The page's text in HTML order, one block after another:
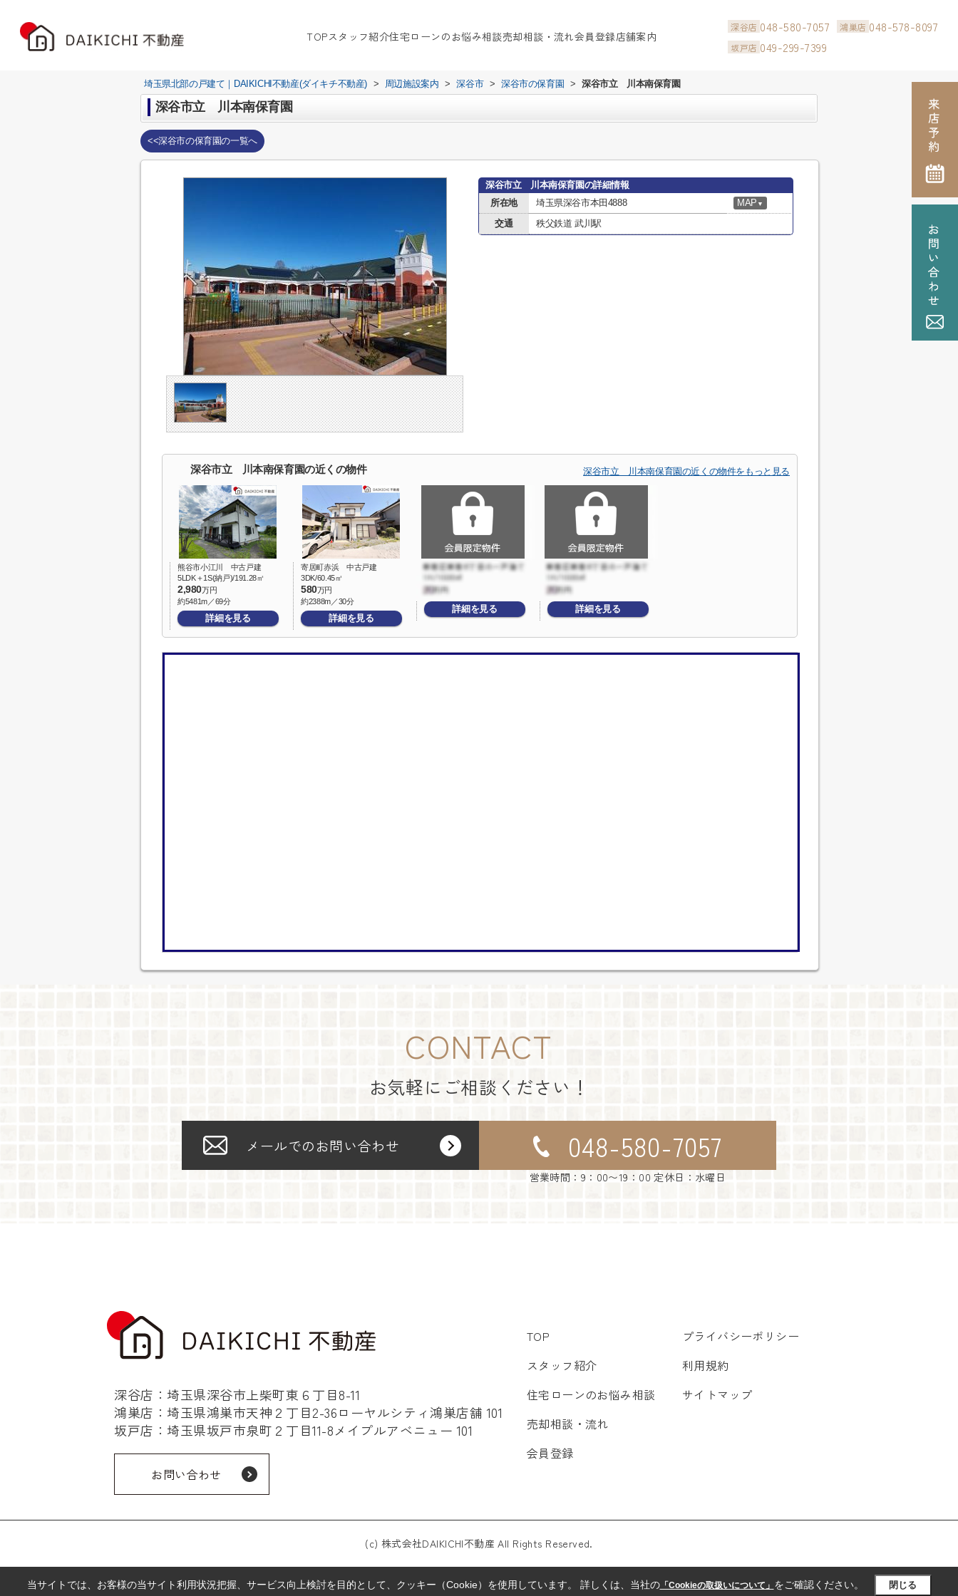
TOPスタッフ紹介住宅ローンのお悩み相談売却相談・流れ会員登録店舗案内
深谷店 048-580-7057 鴻巣店 048-578-8097
坂戸店 049-299-7399
埼玉県北部の戸建て｜DAIKICHI不動産(ダイキチ不動産) > 周辺施設案内 > 深谷市 > 深谷市の保育園 > 深谷市立 川本南保育園
深谷市立 川本南保育園
<<深谷市の保育園の一覧へ
深谷市立 川本南保育園の詳細情報
所在地
埼玉県深谷市本田4888 MAP ▼
交通 秩父鉄道 武川駅
深谷市立 川本南保育園の近くの物件 深谷市立 川本南保育園の近くの物件をもっと見る
熊谷市小江川 中古戸建
5LDK＋1S(納戸)/191.28㎡
2,980万円
約5481m／69分
詳細を見る
寄居町赤浜 中古戸建
3DK/60.45㎡
580万円
約2388m／30分
詳細を見る
詳細を見る 詳細を見る
CONTACT
お気軽にご相談ください！
メールでのお問い合わせ 048-580-7057
営業時間：9：00〜19：00 定休日：水曜日
深谷店：埼玉県深谷市上柴町東６丁目8-11
鴻巣店：埼玉県鴻巣市天神２丁目2-36ローヤルシティ鴻巣店舗 101
坂戸店：埼玉県坂戸市泉町２丁目11-8メイプルアベニュー 101
お問い合わせ
TOP
スタッフ紹介
住宅ローンのお悩み相談
売却相談・流れ
会員登録
プライバシーポリシー
利用規約
サイトマップ
(c) 株式会社DAIKICHI不動産 All Rights Reserved.
当サイトでは、お客様の当サイト利用状況把握、サービス向上検討を目的として、クッキー（Cookie）を使用しています。 詳しくは、当社の「Cookieの取扱いについて」 をご確認ください。 閉じる